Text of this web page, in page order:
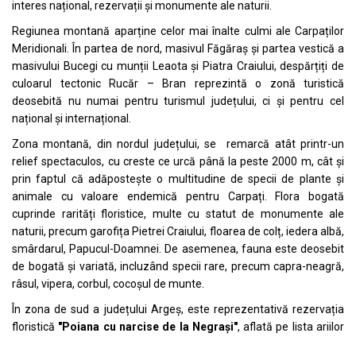
interes național, rezervații și monumente ale naturii.
Regiunea montană aparține celor mai înalte culmi ale Carpaților
Meridionali. În partea de nord, masivul Făgăraș și partea vestică a
masivului Bucegi cu munții Leaota și Piatra Craiului, despărțiți de
culoarul tectonic Rucăr – Bran reprezintă o zonă turistică
deosebită nu numai pentru turismul județului, ci și pentru cel
național și internațional.
Zona montană, din nordul județului, se remarcă atât printr-un
relief spectaculos, cu creste ce urcă până la peste 2000 m, cât și
prin faptul că adăpostește o multitudine de specii de plante și
animale cu valoare endemică pentru Carpați. Flora bogată
cuprinde rarități floristice, multe cu statut de monumente ale
naturii, precum garofița Pietrei Craiului, floarea de colț, iedera albă,
smârdarul, Papucul-Doamnei. De asemenea, fauna este deosebit
de bogată și variată, incluzând specii rare, precum capra-neagră,
râsul, vipera, corbul, cocoșul de munte.
În zona de sud a județului Argeș, este reprezentativă rezervația
floristică "Poiana cu narcise de la Negrași", aflată pe lista ariilor